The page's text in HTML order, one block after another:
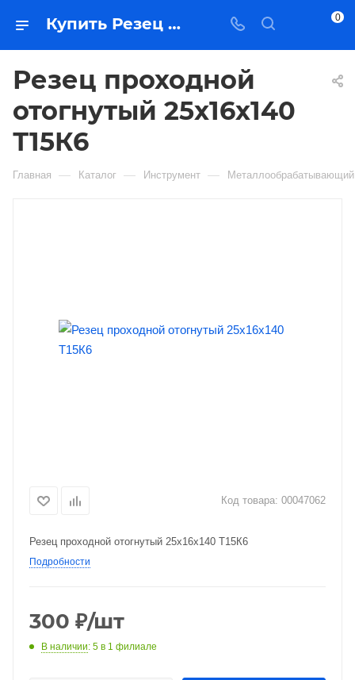
Купить Резец проходной отогнутый 25х16х140 Т15К6 в Якутске — цена, характеристики, подбор | Востоктехторг 0
Резец проходной
отогнутый 25х16х140
Т15К6
Главная — Каталог — Инструмент — Металлообрабатывающий
Код товара: 00047062
Резец проходной отогнутый 25х16х140 Т15К6
Подробности
300 ₽/шт
В наличии: 5 в 1 филиале